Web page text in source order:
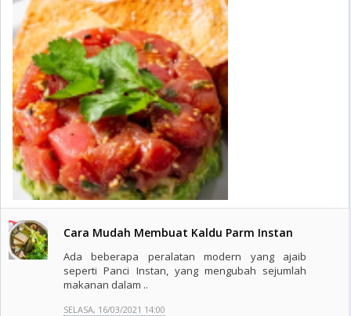
Cara Mudah Membuat Kaldu Parm Instan
Ada beberapa peralatan modern yang ajaib
seperti Panci Instan, yang mengubah sejumlah
makanan dalam ..
SELASA, 16/03/2021 14:00